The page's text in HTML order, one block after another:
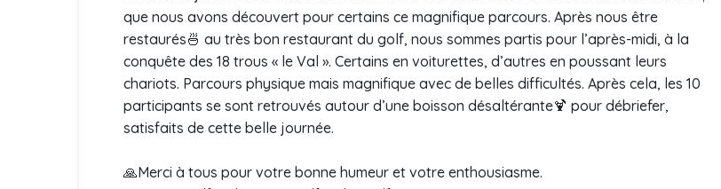
que nous avons découvert pour certains ce magnifique parcours. Après nous être
restaurés🍜 au très bon restaurant du golf, nous sommes partis pour l’après-midi, à la
conquête des 18 trous « le Val ». Certains en voiturettes, d’autres en poussant leurs
chariots. Parcours physique mais magnifique avec de belles difficultés. Après cela, les 10
participants se sont retrouvés autour d’une boisson désaltérante🍹 pour débriefer,
satisfaits de cette belle journée.
🙏Merci à tous pour votre bonne humeur et votre enthousiasme.